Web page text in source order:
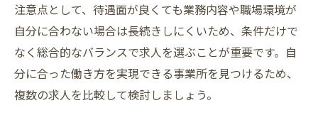
注意点として、待遇面が良くても業務内容や職場環境が
自分に合わない場合は長続きしにくいため、条件だけで
なく総合的なバランスで求人を選ぶことが重要です。自
分に合った働き方を実現できる事業所を見つけるため、
複数の求人を比較して検討しましょう。